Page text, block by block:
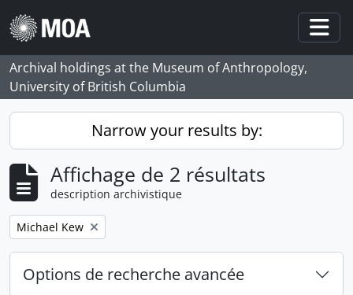
Skip to main content
Archival holdings at the Museum of Anthropology,
University of British Columbia
Narrow your results by:
Affichage de 2 résultats
description archivistique
Remove filter:
Michael Kew
Options de recherche avancée